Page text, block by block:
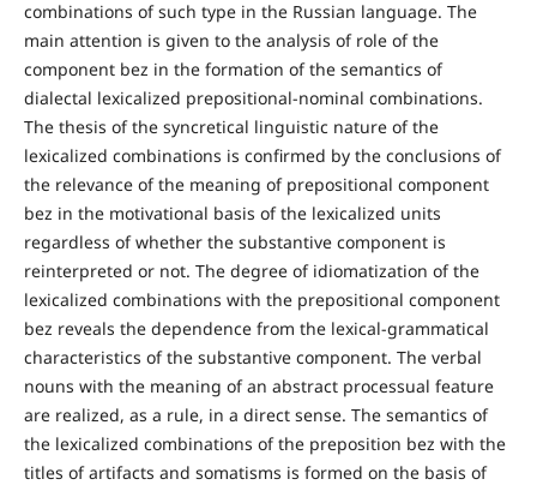
combinations of such type in the Russian language. The
main attention is given to the analysis of role of the
component bez in the formation of the semantics of
dialectal lexicalized prepositional-nominal combinations.
The thesis of the syncretical linguistic nature of the
lexicalized combinations is confirmed by the conclusions of
the relevance of the meaning of prepositional component
bez in the motivational basis of the lexicalized units
regardless of whether the substantive component is
reinterpreted or not. The degree of idiomatization of the
lexicalized combinations with the prepositional component
bez reveals the dependence from the lexical-grammatical
characteristics of the substantive component. The verbal
nouns with the meaning of an abstract processual feature
are realized, as a rule, in a direct sense. The semantics of
the lexicalized combinations of the preposition bez with the
titles of artifacts and somatisms is formed on the basis of